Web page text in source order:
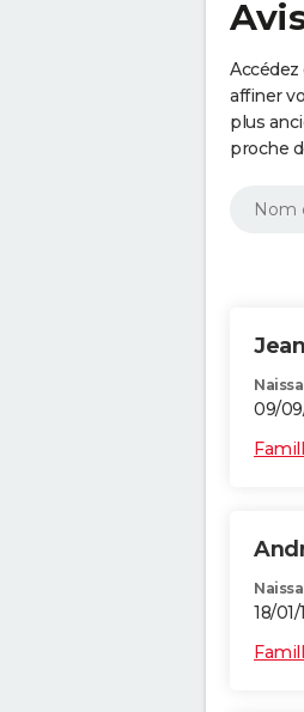
affiner
plus
proche
09/
18/01/